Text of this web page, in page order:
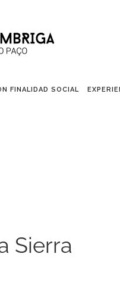
FINALIDAD SOCIAL
Sierra